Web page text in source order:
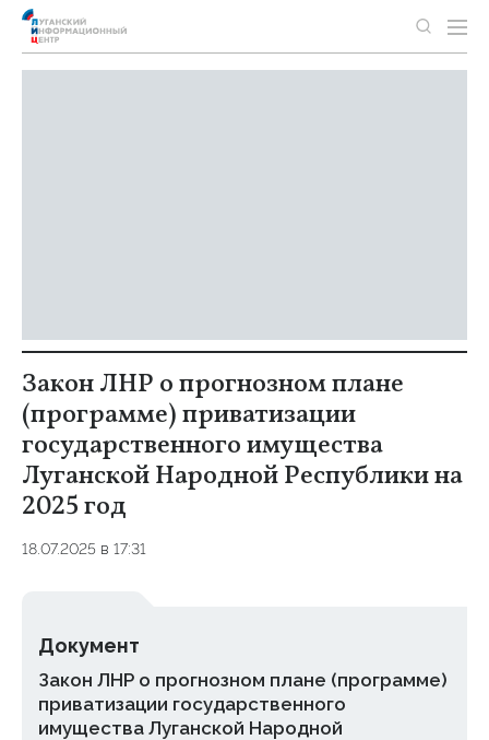
Закон ЛНР о прогнозном плане
(программе) приватизации
государственного имущества
Луганской Народной Республики на
2025 год
18.07.2025 в 17:31
Документ
Закон ЛНР о прогнозном плане (программе)
приватизации государственного
имущества Луганской Народной